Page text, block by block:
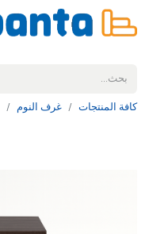
كافة المنتجات غرف النوم